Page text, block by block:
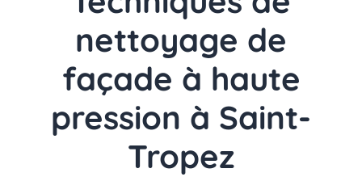
nettoyage de
façade à haute
pression à Saint-
Tropez